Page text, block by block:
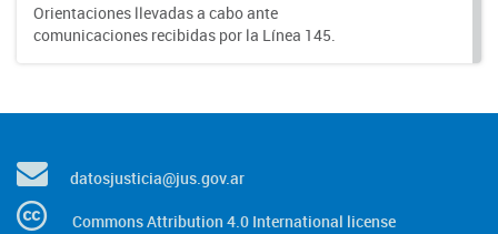
Orientaciones llevadas a cabo ante
comunicaciones recibidas por la Línea 145.
datosjusticia@jus.gov.ar
Commons Attribution 4.0 International license